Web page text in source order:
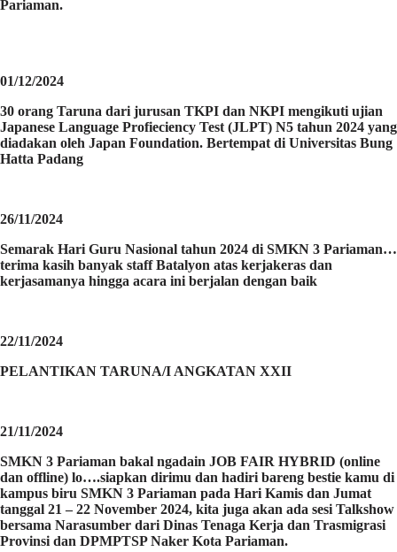
Pariaman.
01/12/2024
30 orang Taruna dari jurusan TKPI dan NKPI mengikuti ujian
Japanese Language Profieciency Test (JLPT) N5 tahun 2024 yang
diadakan oleh Japan Foundation. Bertempat di Universitas Bung
Hatta Padang
26/11/2024
Semarak Hari Guru Nasional tahun 2024 di SMKN 3 Pariaman…
terima kasih banyak staff Batalyon atas kerjakeras dan
kerjasamanya hingga acara ini berjalan dengan baik
22/11/2024
PELANTIKAN TARUNA/I ANGKATAN XXII
21/11/2024
SMKN 3 Pariaman bakal ngadain JOB FAIR HYBRID (online
dan offline) lo….siapkan dirimu dan hadiri bareng bestie kamu di
kampus biru SMKN 3 Pariaman pada Hari Kamis dan Jumat
tanggal 21 – 22 November 2024, kita juga akan ada sesi Talkshow
bersama Narasumber dari Dinas Tenaga Kerja dan Trasmigrasi
Provinsi dan DPMPTSP Naker Kota Pariaman.